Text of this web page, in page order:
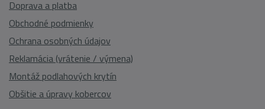
Doprava a platba
Obchodné podmienky
Ochrana osobných údajov
Reklamácia (vrátenie / výmena)
Montáž podlahových krytín
Obšitie a úpravy kobercov